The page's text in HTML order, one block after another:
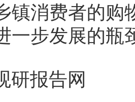
镇消费者的购
一步发展的瓶
研报告网